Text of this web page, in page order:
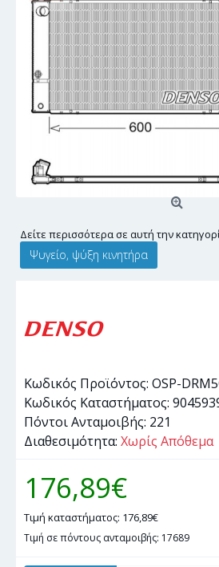
Δείτε περισσότερα σε αυτή την
Ψυγείο, ψύξη κινητήρα
Κωδικός Προϊόντος: OSP-
Κωδικός Καταστήματος:
Πόντοι Ανταμοιβής: 221
Διαθεσιμότητα: Χωρίς Απόθεμα
176,89€
Τιμή καταστήματος: 176,89€
Τιμή σε πόντους ανταμοιβής: 17689